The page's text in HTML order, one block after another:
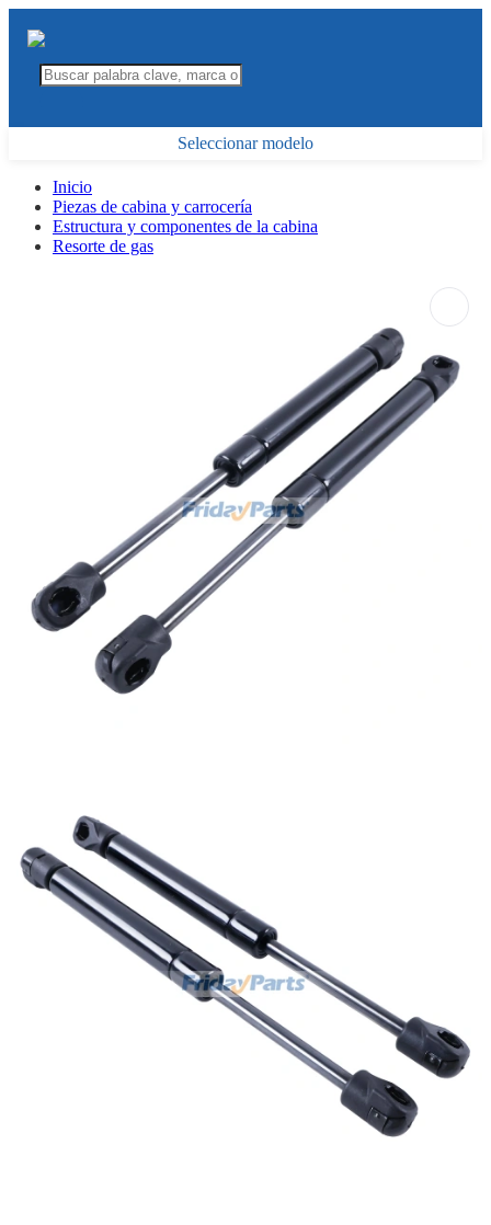
Seleccionar modelo
Inicio
Piezas de cabina y carrocería
Estructura y componentes de la cabina
Resorte de gas